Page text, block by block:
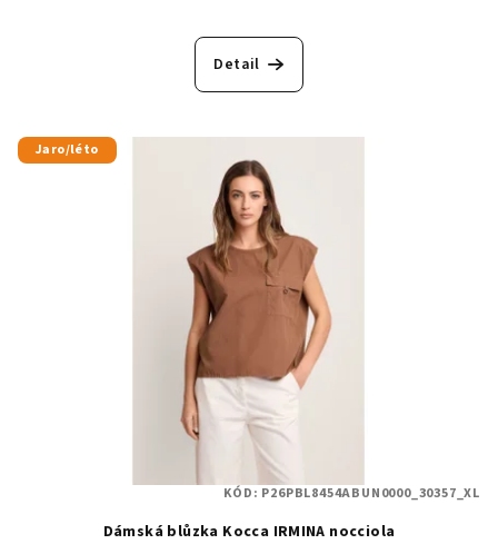
Detail
Jaro/léto
Dámská blůzka Kocca IRMINA nocciola
KÓD: P26PBL8454ABUN0000_30357_XL